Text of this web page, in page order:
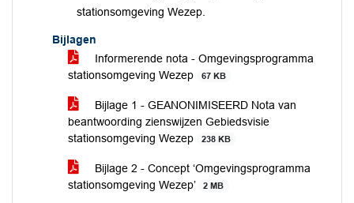
stationsomgeving Wezep.
Bijlagen
Informerende nota - Omgevingsprogramma
stationsomgeving Wezep
67 KB
Bijlage 1 - GEANONIMISEERD Nota van
beantwoording zienswijzen Gebiedsvisie
stationsomgeving Wezep
238 KB
Bijlage 2 - Concept ‘Omgevingsprogramma
stationsomgeving Wezep’
2 MB